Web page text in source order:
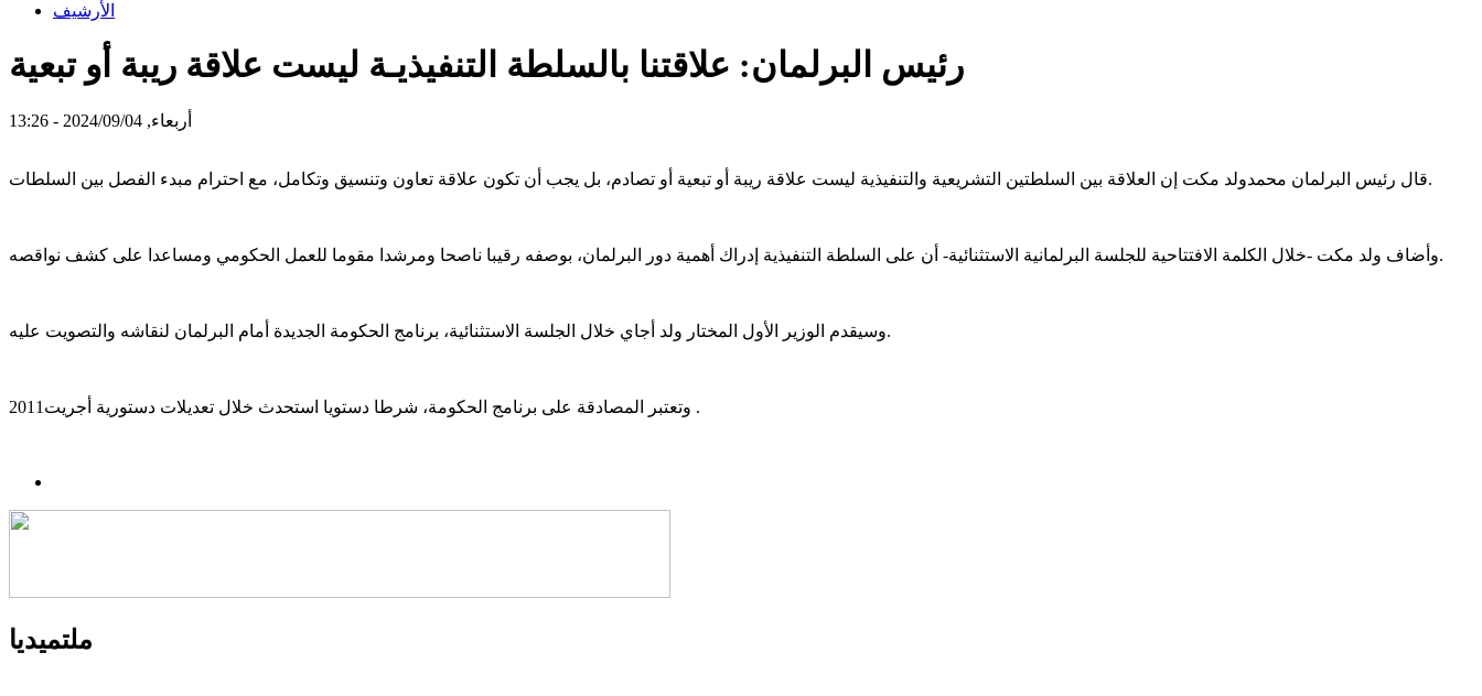
الأرشيف
رئيس البرلمان: علاقتنا بالسلطة التنفيذيـة ليست علاقة ريبة أو تبعية
أربعاء, 2024/09/04 - 13:26
قال رئيس البرلمان محمدولد مكت إن العلاقة بين السلطتين التشريعية والتنفيذية ليست علاقة ريبة أو تبعية أو تصادم، بل يجب أن تكون علاقة تعاون وتنسيق وتكامل، مع احترام مبدء الفصل بين السلطات.
وأضاف ولد مكت -خلال الكلمة الافتتاحية للجلسة البرلمانية الاستثنائية- أن على السلطة التنفيذية إدراك أهمية دور البرلمان، بوصفه رقيبا ناصحا ومرشدا مقوما للعمل الحكومي ومساعدا على كشف نواقصه.
وسيقدم الوزير الأول المختار ولد أجاي خلال الجلسة الاستثنائية، برنامج الحكومة الجديدة أمام البرلمان لنقاشه والتصويت عليه.
وتعتبر المصادقة على برنامج الحكومة، شرطا دستويا استحدث خلال تعديلات دستورية أجريت2011 .
ملتميديا